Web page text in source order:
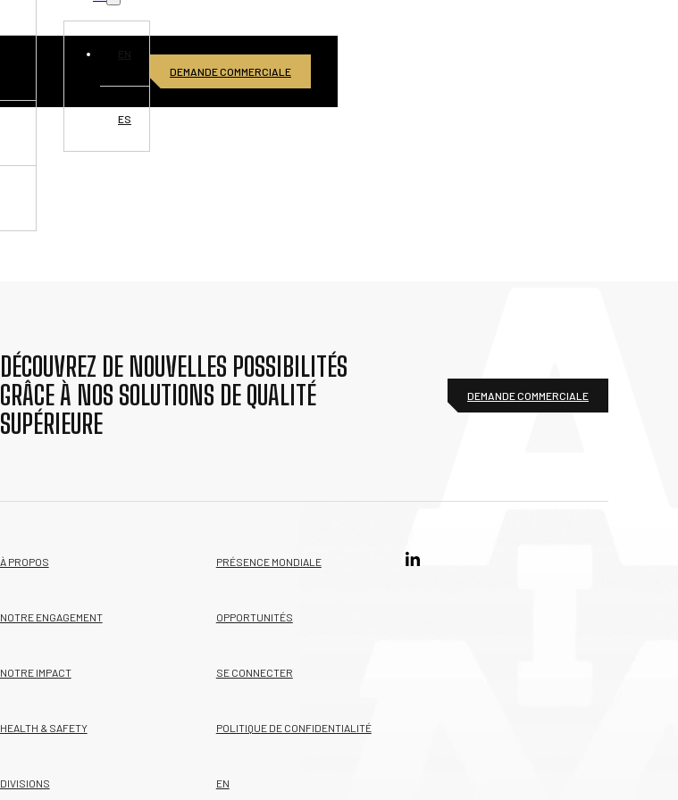
ES
DEMANDE COMMERCIALE
DÉCOUVREZ DE NOUVELLES POSSIBILITÉS
GRÂCE À NOS SOLUTIONS DE QUALITÉ
SUPÉRIEURE
DEMANDE COMMERCIALE
À PROPOS
NOTRE ENGAGEMENT
NOTRE IMPACT
HEALTH & SAFETY
DIVISIONS
PRÉSENCE MONDIALE
OPPORTUNITÉS
SE CONNECTER
POLITIQUE DE CONFIDENTIALITÉ
EN